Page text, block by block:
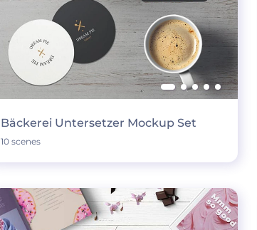
Bäckerei Untersetzer Mockup Set
10 scenes